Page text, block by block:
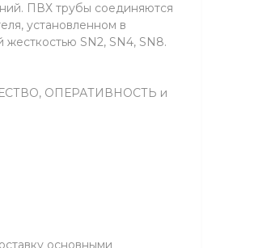
ПВХ трубы соединяются
установленном в
SN2, SN4, SN8.
ОПЕРАТИВНОСТЬ и
основными